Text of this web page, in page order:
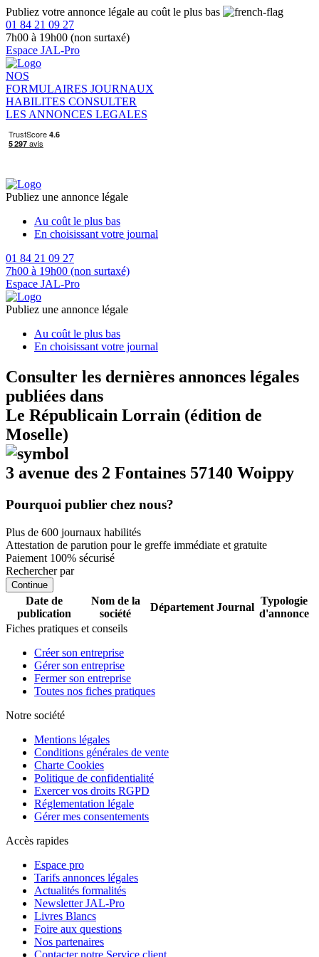
Publiez votre annonce légale au coût le plus bas
01 84 21 09 27
7h00 à 19h00 (non surtaxé)
Espace JAL-Pro
NOS
FORMULAIRES JOURNAUX
HABILITES CONSULTER
LES ANNONCES LEGALES
Publiez une annonce légale
Au coût le plus bas
En choisissant votre journal
01 84 21 09 27
7h00 à 19h00 (non surtaxé)
Espace JAL-Pro
Publiez une annonce légale
Au coût le plus bas
En choisissant votre journal
Consulter les dernières annonces légales
publiées dans
Le Républicain Lorrain (édition de
Moselle)
3 avenue des 2 Fontaines 57140 Woippy
Pourquoi publier chez nous?
Plus de 600 journaux habilités
Attestation de parution pour le greffe immédiate et gratuite
Paiement 100% sécurisé
Rechercher par
Continue
Date de
publication
Nom de la
société
Département Journal
Typologie
d'annonce
Fiches pratiques et conseils
Créer son entreprise
Gérer son entreprise
Fermer son entreprise
Toutes nos fiches pratiques
Notre société
Mentions légales
Conditions générales de vente
Charte Cookies
Politique de confidentialité
Exercer vos droits RGPD
Réglementation légale
Gérer mes consentements
Accès rapides
Espace pro
Tarifs annonces légales
Actualités formalités
Newsletter JAL-Pro
Livres Blancs
Foire aux questions
Nos partenaires
Contacter notre Service client